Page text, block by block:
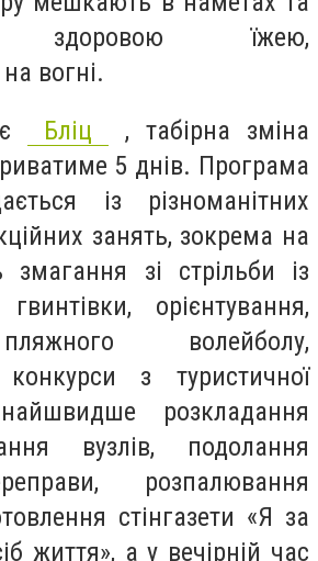
здоровою їжею,
вогні.
Бліц
, табірна зміна
5 днів. Програма
із різноманітних
занять, зокрема на
змагання зі стрільби із
орієнтування,
волейболу,
конкурси з туристичної
розкладання
вузлів, подолання
розпалювання
стінгазети «Я за
життя», а у вечірній час